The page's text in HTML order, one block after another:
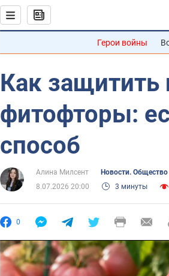
Герои войны
Как
фитофторы:
способ
Алина Милсент
Новости. Общество
8.07.2026 20:00
3 минуты
0